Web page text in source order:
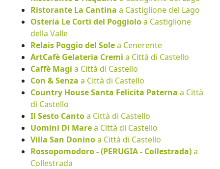
Ristorante La Cantina a Castiglione del Lago
Osteria Le Corti del Poggioloa Castiglione
della Valle
Relais Poggio del Solea Cenerente
ArtCafè Gelateria Cremì a Città di Castello
Caffè Magi a Città di Castello
Con & Senza a Città di Castello
Country House Santa Felicita Paterna a Città
di Castello
Il Sesto Cantoa Città di Castello
Uomini Di Marea Città di Castello
Villa San Doninoa Città di Castello
Rossopomodoro - (PERUGIA - Collestrada)a
Collestrada